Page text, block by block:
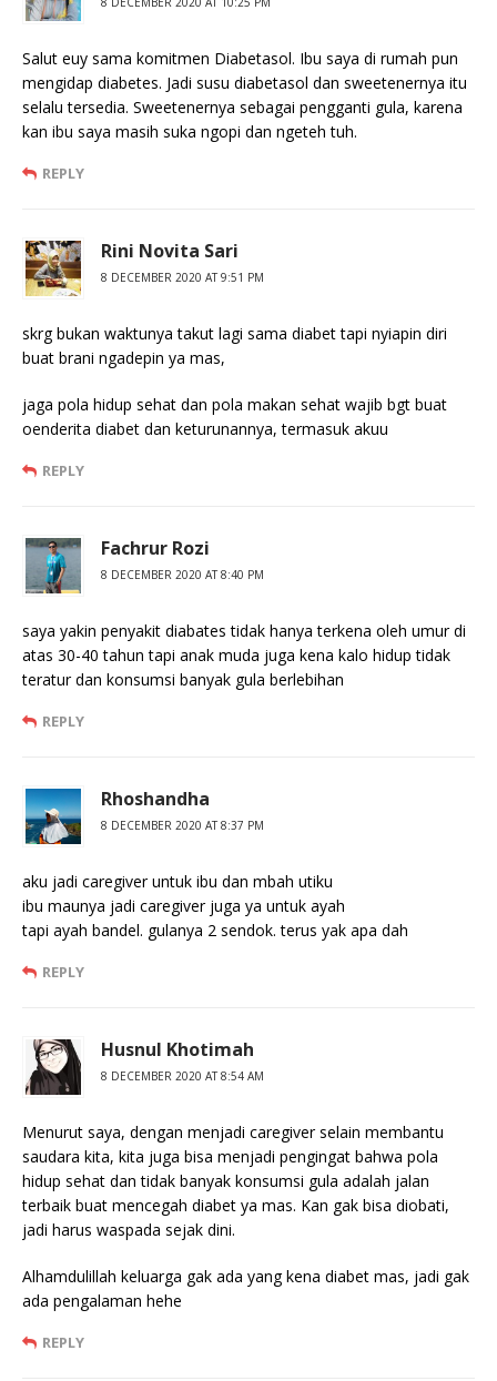
Salut euy sama komitmen Diabetasol. Ibu saya di rumah pun
mengidap diabetes. Jadi susu diabetasol dan sweetenernya itu
selalu tersedia. Sweetenernya sebagai pengganti gula, karena
kan ibu saya masih suka ngopi dan ngeteh tuh.
REPLY
Rini Novita Sari
8 DECEMBER 2020 AT 9:51 PM
skrg bukan waktunya takut lagi sama diabet tapi nyiapin diri
buat brani ngadepin ya mas,
jaga pola hidup sehat dan pola makan sehat wajib bgt buat
oenderita diabet dan keturunannya, termasuk akuu
REPLY
Fachrur Rozi
8 DECEMBER 2020 AT 8:40 PM
saya yakin penyakit diabates tidak hanya terkena oleh umur di
atas 30-40 tahun tapi anak muda juga kena kalo hidup tidak
teratur dan konsumsi banyak gula berlebihan
REPLY
Rhoshandha
8 DECEMBER 2020 AT 8:37 PM
aku jadi caregiver untuk ibu dan mbah utiku
ibu maunya jadi caregiver juga ya untuk ayah
tapi ayah bandel. gulanya 2 sendok. terus yak apa dah
REPLY
Husnul Khotimah
8 DECEMBER 2020 AT 8:54 AM
Menurut saya, dengan menjadi caregiver selain membantu
saudara kita, kita juga bisa menjadi pengingat bahwa pola
hidup sehat dan tidak banyak konsumsi gula adalah jalan
terbaik buat mencegah diabet ya mas. Kan gak bisa diobati,
jadi harus waspada sejak dini.
Alhamdulillah keluarga gak ada yang kena diabet mas, jadi gak
ada pengalaman hehe
REPLY